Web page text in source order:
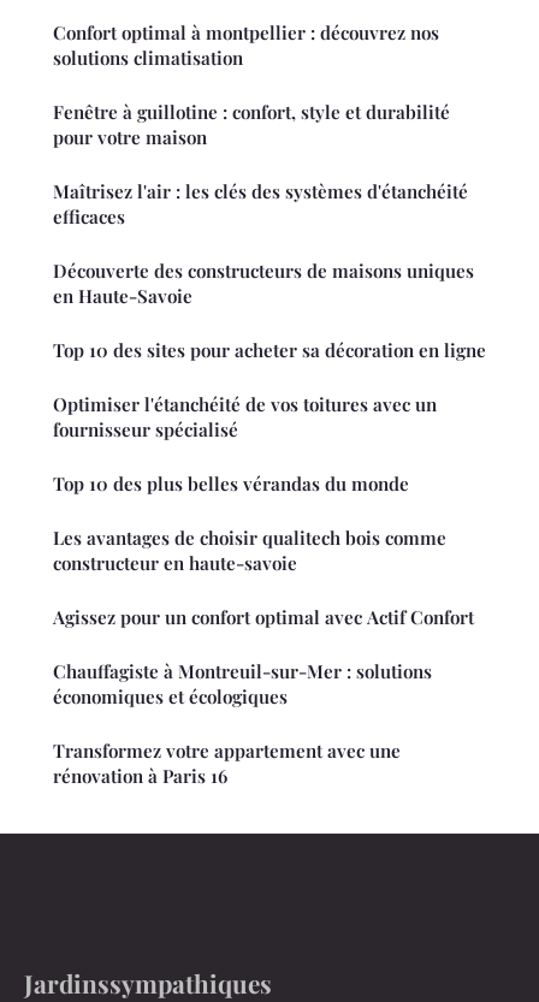
Confort optimal à montpellier : découvrez nos
solutions climatisation
Fenêtre à guillotine : confort, style et durabilité
pour votre maison
Maîtrisez l'air : les clés des systèmes d'étanchéité
efficaces
Découverte des constructeurs de maisons uniques
en Haute-Savoie
Top 10 des sites pour acheter sa décoration en ligne
Optimiser l'étanchéité de vos toitures avec un
fournisseur spécialisé
Top 10 des plus belles vérandas du monde
Les avantages de choisir qualitech bois comme
constructeur en haute-savoie
Agissez pour un confort optimal avec Actif Confort
Chauffagiste à Montreuil-sur-Mer : solutions
économiques et écologiques
Transformez votre appartement avec une
rénovation à Paris 16
Jardinssympathiques